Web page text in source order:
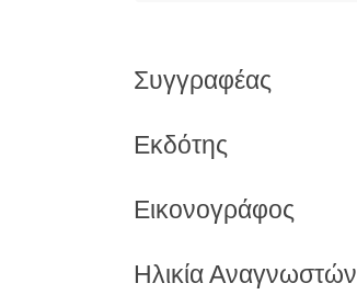
Συγγραφέας
Εκδότης
Εικονογράφος
Ηλικία Αναγνωστών